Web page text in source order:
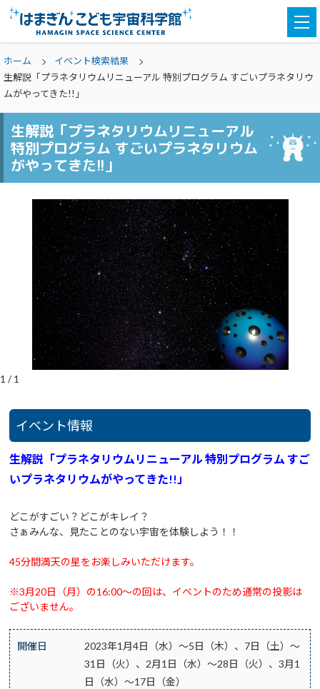
ホーム
イベント検索結果
生解説「プラネタリウムリニューアル 特別プログラム すごいプラネタリウ
ムがやってきた!!」
生解説「プラネタリウムリニューアル
特別プログラム すごいプラネタリウム
がやってきた!!」
1 /1
イベント情報
生解説 「プラネタリウムリニューアル 特別プログラム すご
いプラネタリウムがやってきた!!」
どこがすごい？どこがキレイ？
さぁみんな、見たことのない宇宙を体験しよう！！
45分間満天の星をお楽しみいただけます。
※3月20日（月）の16:00～の回は、イベントのため通常の投影は
ございません。
開催日
2023年1月4日（水）～5日（木）、7日（土）～
31日（火）、2月1日（水）～28日（火）、3月1
日（水）～17日（金）